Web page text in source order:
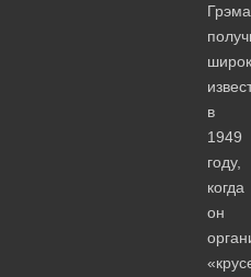
Грэма
в
1949
году,
когда
он